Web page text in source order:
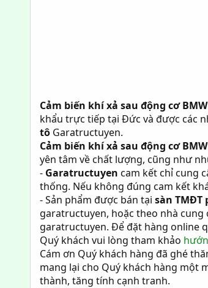
Cảm biến khí xả sau động cơ BMW
khẩu trực tiếp tại Đức và được các
tô Garatructuyen.
Cảm biến khí xả sau động cơ BMW
yên tâm về chất lượng, cũng như
- Garatructuyen cam kết chỉ cung
thống. Nếu không đúng cam kết
- Sản phẩm được bán tại sàn TMĐT
garatructuyen, hoặc theo nhà cung
garatructuyen. Để đặt hàng online
Quý khách vui lòng tham khảo
Cám ơn Quý khách hàng đã ghé
mang lại cho Quý khách hàng một
thành, tăng tính cạnh tranh.